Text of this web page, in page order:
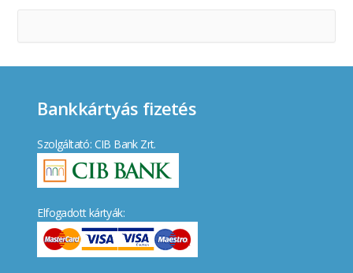
Bankkártyás fizetés
Szolgáltató: CIB Bank Zrt.
Elfogadott kártyák: